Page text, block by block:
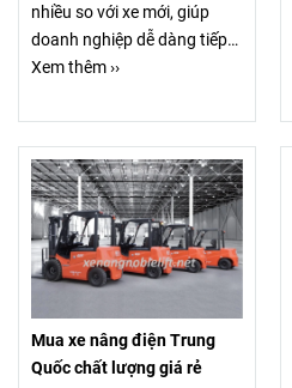
nhiều so với xe mới, giúp
doanh nghiệp dễ dàng tiếp
cận thiết bị nâng hạ hiện đại
sách lớn. Xe nâng hàng
Komatsu cũ thường được
thiết kế tối ưu hóa trải
nghiệm người dùng,chi phí
đầu tư là yếu tố quan trọng
đối với mọi doanh nghiệp.
Xem thêm ››
Mua xe nâng điện Trung
Quốc chất lượng giá rẻ